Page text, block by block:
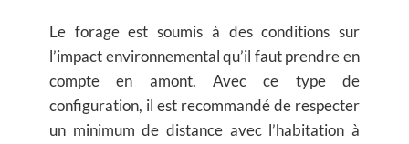
Le forage est soumis à des conditions sur
l’impact environnemental qu’il faut prendre en
compte en amont. Avec ce type de
configuration, il est recommandé de respecter
un minimum de distance avec l’habitation à